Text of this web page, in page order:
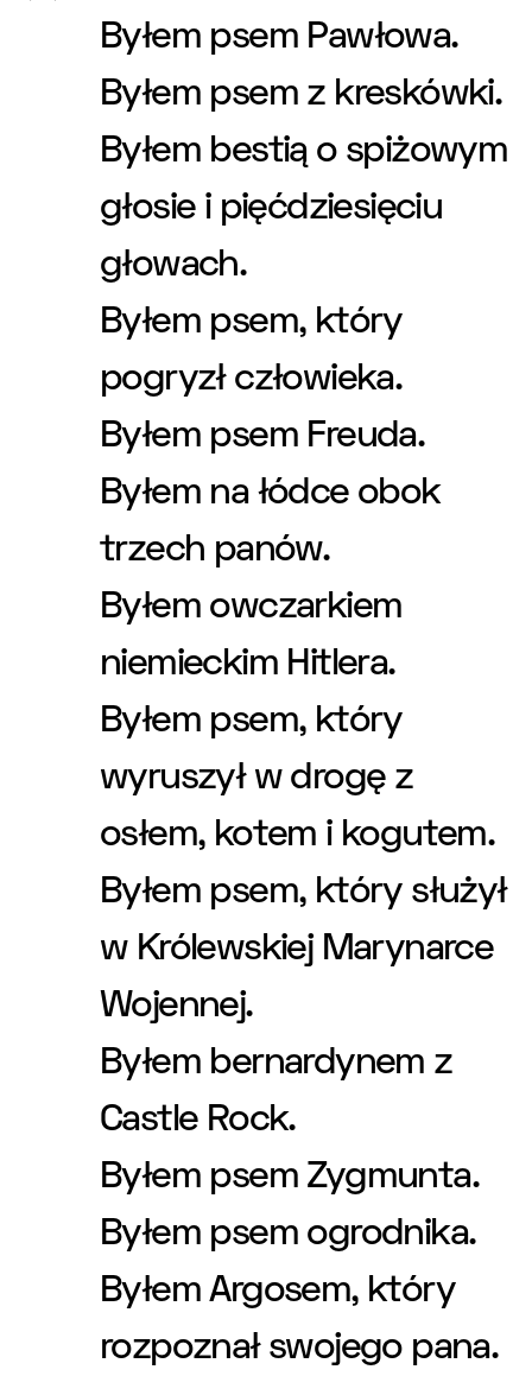
Byłem psem Pawłowa.
Byłem psem z kreskówki.
Byłem bestią o spiżowym
głosie i pięćdziesięciu
głowach.
Byłem psem, który
pogryzł człowieka.
Byłem psem Freuda.
Byłem na łódce obok
trzech panów.
Byłem owczarkiem
niemieckim Hitlera.
Byłem psem, który
wyruszył w drogę z
osłem, kotem i kogutem.
Byłem psem, który służył
w Królewskiej Marynarce
Wojennej.
Byłem bernardynem z
Castle Rock.
Byłem psem Zygmunta.
Byłem psem ogrodnika.
Byłem Argosem, który
rozpoznał swojego pana.